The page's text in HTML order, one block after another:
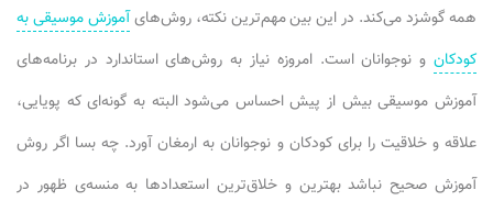
همه گوشزد می‌کند. در این بین مهم‌ترین نکته، روش‌هایآموزش موسیقی به
کودکان و نوجوانان است. امروزه نیاز به روش‌های استاندارد در برنامه‌های
آموزش موسیقی بیش از پیش احساس می‌شود البته به گونه‌ای که پویایی،
علاقه و خلاقیت را برای کودکان و نوجوانان به ارمغان آورد. چه بسا اگر روش
آموزش صحیح نباشد بهترین و خلاق‌ترین استعدادها به منسه‌ی ظهور در